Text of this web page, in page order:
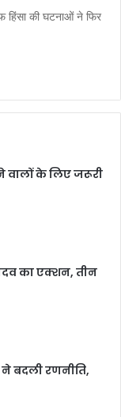
हिंसा की घटनाओं ने फिर
वालों के लिए जरूरी
का एक्शन, तीन
ने बदली रणनीति,